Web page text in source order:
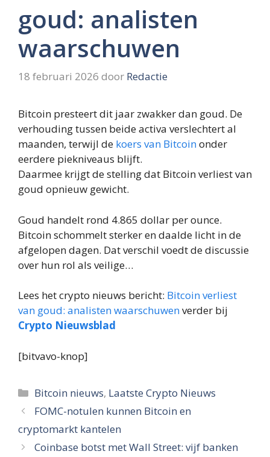
goud: analisten
waarschuwen
18 februari 2026 door Redactie
Bitcoin presteert dit jaar zwakker dan goud. De
verhouding tussen beide activa verslechtert al
maanden, terwijl de koers van Bitcoinonder
eerdere piekniveaus blijft.
Daarmee krijgt de stelling dat Bitcoin verliest van
goud opnieuw gewicht.
Goud handelt rond 4.865 dollar per ounce.
Bitcoin schommelt sterker en daalde licht in de
afgelopen dagen. Dat verschil voedt de discussie
over hun rol als veilige…
Lees het crypto nieuws bericht: Bitcoin verliest
van goud: analisten waarschuwenverder bij
Crypto Nieuwsblad
[bitvavo-knop]
Categorieën
Bitcoin nieuws, Laatste Crypto Nieuws
FOMC-notulen kunnen Bitcoin en
cryptomarkt kantelen
Coinbase botst met Wall Street: vijf banken